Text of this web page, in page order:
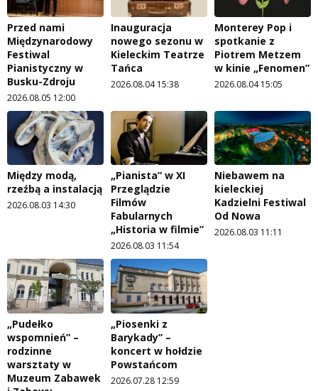
Przed nami
Międzynarodowy
Festiwal
Pianistyczny w
Busku-Zdroju
2026.08.05 12:00
Inauguracja
nowego sezonu w
Kieleckim Teatrze
Tańca
2026.08.04 15:38
Monterey Pop i
spotkanie z
Piotrem Metzem
w kinie „Fenomen”
2026.08.04 15:05
Między modą,
rzeźbą a instalacją
2026.08.03 14:30
„Pianista” w XI
Przeglądzie
Filmów
Fabularnych
„Historia w filmie”
2026.08.03 11:54
Niebawem na
kieleckiej
Kadzielni Festiwal
Od Nowa
2026.08.03 11:11
„Pudełko
wspomnień” –
rodzinne
warsztaty w
Muzeum Zabawek
„Piosenki z
Barykady” –
koncert w hołdzie
Powstańcom
2026.07.28 12:59